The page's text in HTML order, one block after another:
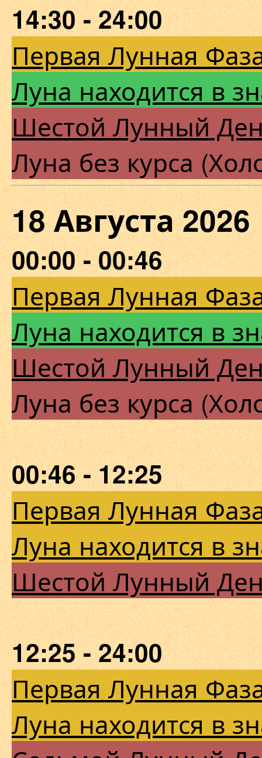
14:30 - 24:00
Первая Лунная
Луна находится в
Шестой Лунный
Луна без курса
18 Августа
00:00 - 00:46
Первая Лунная
Луна находится в
Шестой Лунный
Луна без курса
00:46 - 12:25
Первая Лунная
Луна находится в
Шестой Лунный
12:25 - 24:00
Первая Лунная
Луна находится в